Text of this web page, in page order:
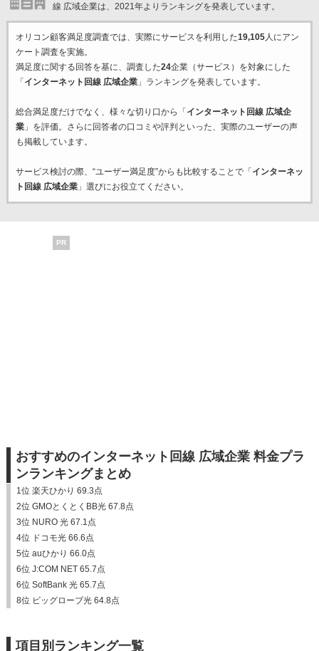
線 広域企業は、2021年よりランキングを発表しています。
オリコン顧客満足度調査では、実際にサービスを利用した19,105人にアン
ケート調査を実施。
満足度に関する回答を基に、調査した24企業（サービス）を対象にした
「インターネット回線 広域企業」ランキングを発表しています。
総合満足度だけでなく、様々な切り口から「インターネット回線 広域企
業」を評価。さらに回答者の口コミや評判といった、実際のユーザーの声
も掲載しています。
サービス検討の際、“ユーザー満足度”からも比較することで「インターネッ
ト回線 広域企業」選びにお役立てください。
PR
おすすめのインターネット回線 広域企業 料金プラ
ンランキングまとめ
1位 楽天ひかり 69.3点
2位 GMOとくとくBB光 67.8点
3位 NURO 光 67.1点
4位 ドコモ光 66.6点
5位 auひかり 66.0点
6位 J:COM NET 65.7点
6位 SoftBank 光 65.7点
8位 ビッグローブ光 64.8点
項目別ランキング一覧